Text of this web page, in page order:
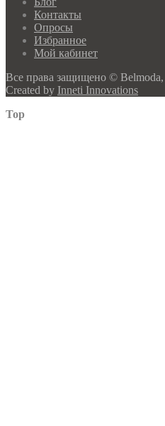
Контакты
Опросы
Избранное
Мой кабинет
Все права защищено © Belmoda,
Created by Inneti Innovations
Top